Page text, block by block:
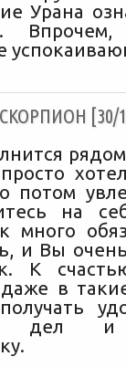
Урана
[30/
рядом
потом
на
много
и Вы
К
в
дел и